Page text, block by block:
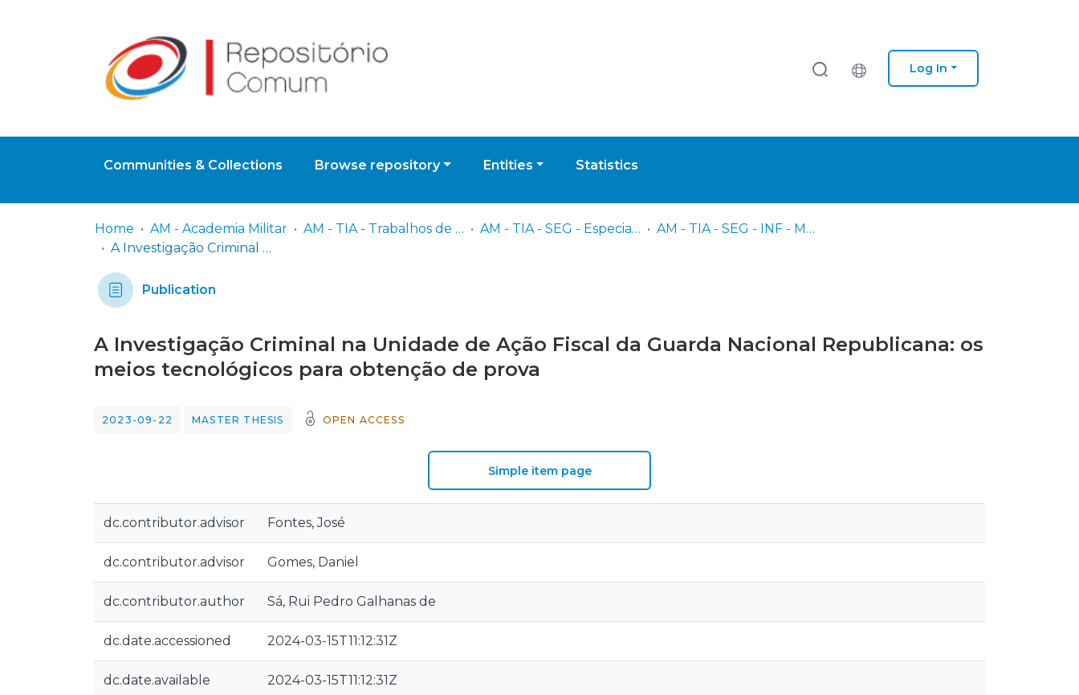
Log In
Communities & Collections Browse repository Entities Statistics
Home AM - Academia Militar AM - TIA - Trabalhos de Investigação Aplicada AM - TIA - SEG - Especialidade de Segurança (GNR)
AM - TIA - SEG - INF - M - Mestrado em Ciências Militares na Especialidade de Segurança em Infantaria (GNR)
A Investigação Criminal na Unidade de Ação Fiscal da Guarda Nacional Republicana: os meios tecnológicos para obtenção de prova
Publication
A Investigação Criminal na Unidade de Ação Fiscal da Guarda Nacional Republicana: os
meios tecnológicos para obtenção de prova
2023-09-22 MASTER THESIS OPEN ACCESS
Simple item page
dc.contributor.advisor Fontes, José
dc.contributor.advisor Gomes, Daniel
dc.contributor.author Sá, Rui Pedro Galhanas de
dc.date.accessioned 2024-03-15T11:12:31Z
dc.date.available 2024-03-15T11:12:31Z